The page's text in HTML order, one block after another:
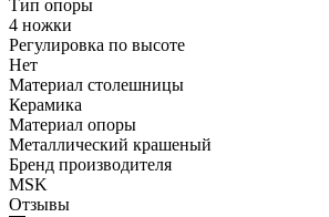
Тип опоры
4 ножки
Регулировка по высоте
Нет
Материал столешницы
Керамика
Материал опоры
Металлический крашеный
Бренд производителя
MSK
Отзывы